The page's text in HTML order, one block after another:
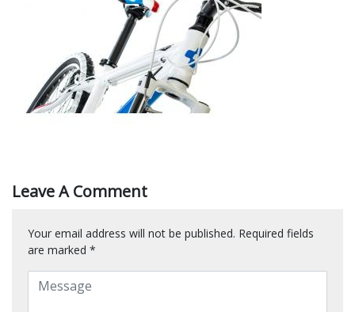
Leave A Comment
Your email address will not be published. Required fields
are marked *